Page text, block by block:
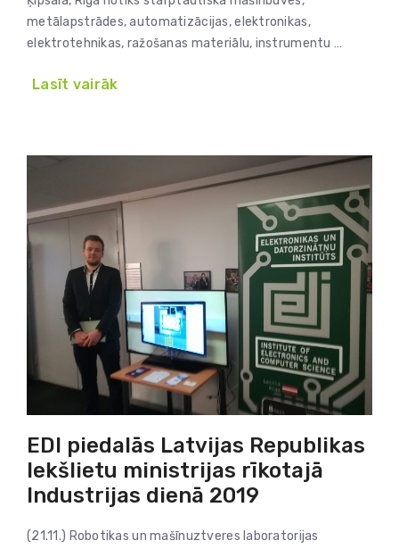
metālapstrādes, automatizācijas, elektronikas,
elektrotehnikas, ražošanas materiālu, instrumentu …
Lasīt vairāk
EDI piedalās Latvijas Republikas
Iekšlietu ministrijas rīkotajā
Industrijas dienā 2019
(21.11.) Robotikas un mašīnuztveres laboratorijas